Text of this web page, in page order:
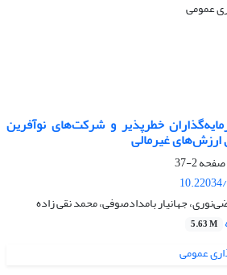
خطرپذیر و شرکت‌های نوآفرین
ارزش‌های غیرمالی
2-37
جهانیار بامدادصوفی، محمد نقی زاده
5.63 M